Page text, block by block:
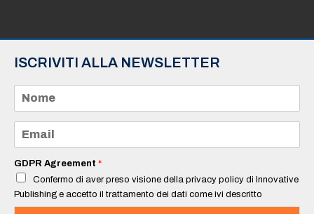
ISCRIVITI ALLA NEWSLETTER
m
e
a
i
*
GDPR Agreement *
Confermo di aver preso visione della privacy policy di Innovative
Publishing e accetto il trattamento dei dati come ivi descritto